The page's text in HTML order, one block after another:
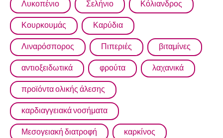
Λυκοπένιο Σελήνιο Κόλιανδρος
Κουρκουμάς Καρύδια
Λιναρόσπορος Πιπεριές βιταμίνες
αντιοξειδωτικά φρούτα λαχανικά
προϊόντα ολικής άλεσης
καρδιαγγειακά νοσήματα
Μεσογειακή διατροφή καρκίνος